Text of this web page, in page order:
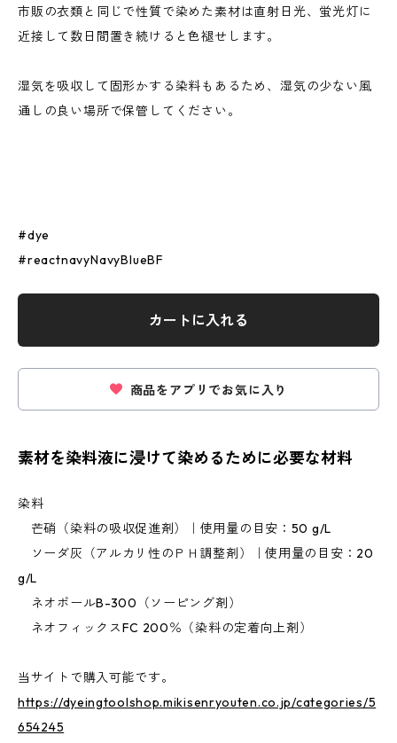
市販の衣類と同じで性質で染めた素材は直射日光、蛍光灯に
近接して数日間置き続けると色褪せします。
湿気を吸収して固形かする染料もあるため、湿気の少ない風
通しの良い場所で保管してください。
#dye
#reactnavyNavyBlueBF
カートに入れる
商品をアプリでお気に入り
素材を染料液に浸けて染めるために必要な材料
染料
芒硝（染料の吸収促進剤）｜使用量の目安：50 g/L
ソーダ灰（アルカリ性のＰＨ調整剤）｜使用量の目安：20
g/L
ネオポールB-300（ソーピング剤）
ネオフィックスFC 200％（染料の定着向上剤）
当サイトで購入可能です。
https://dyeingtoolshop.mikisenryouten.co.jp/categories/5
654245